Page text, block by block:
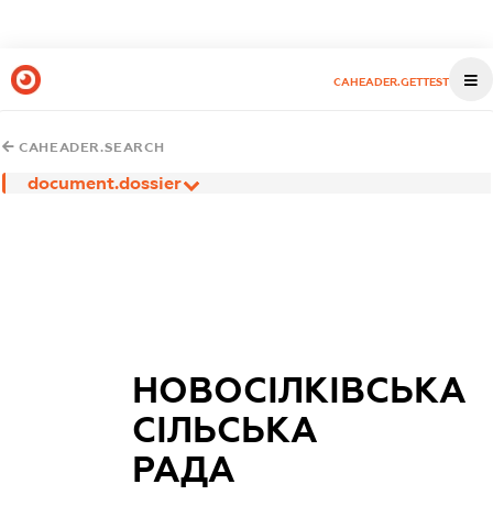
CAHEADER.GETTEST
CAHEADER.SEARCH
document.dossier
НОВОСІЛКІВСЬКА
СІЛЬСЬКА
РАДА